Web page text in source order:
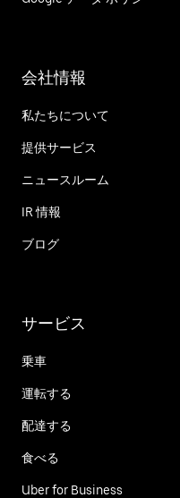
会社情報
私たちについて
提供サービス
ニュースルーム
IR 情報
ブログ
サービス
乗車
運転する
配達する
食べる
Uber for Business